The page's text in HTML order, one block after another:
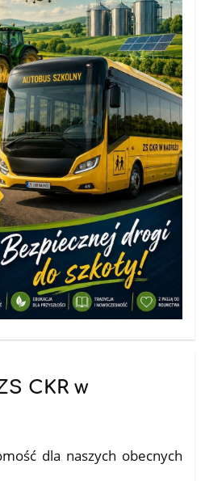
CKR w
dla naszych obecnych